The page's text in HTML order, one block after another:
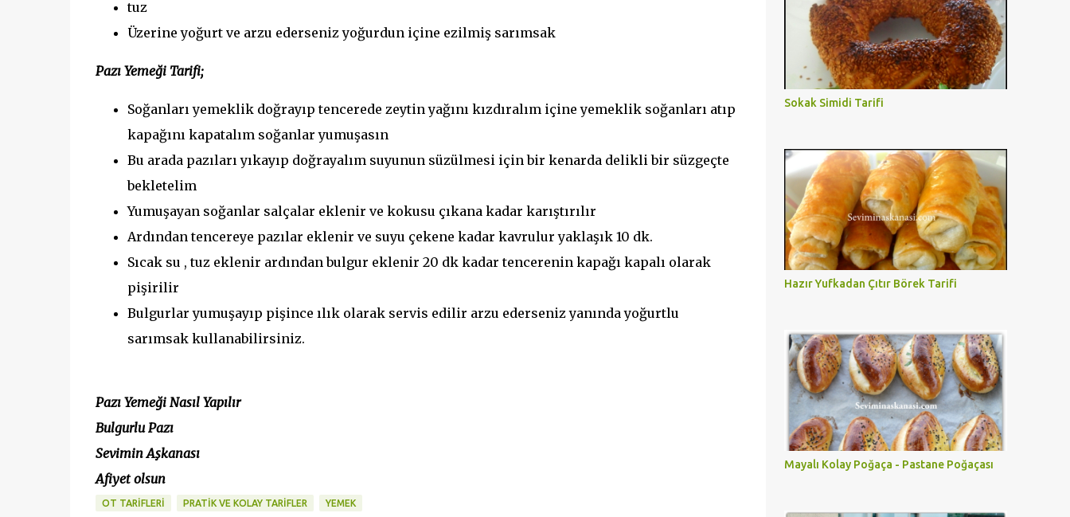
tuz
Üzerine yoğurt ve arzu ederseniz yoğurdun içine ezilmiş sarımsak
Pazı Yemeği Tarifi;
Soğanları yemeklik doğrayıp tencerede zeytin yağını kızdıralım içine yemeklik soğanları atıp
kapağını kapatalım soğanlar yumuşasın
Bu arada pazıları yıkayıp doğrayalım suyunun süzülmesi için bir kenarda delikli bir süzgeçte
bekletelim
Yumuşayan soğanlar salçalar eklenir ve kokusu çıkana kadar karıştırılır
Ardından tencereye pazılar eklenir ve suyu çekene kadar kavrulur yaklaşık 10 dk.
Sıcak su , tuz eklenir ardından bulgur eklenir 20 dk kadar tencerenin kapağı kapalı olarak
pişirilir
Bulgurlar yumuşayıp pişince ılık olarak servis edilir arzu ederseniz yanında yoğurtlu
sarımsak kullanabilirsiniz.
Pazı Yemeği Nasıl Yapılır
Bulgurlu Pazı
Sevimin Aşkanası
Afiyet olsun
OT TARİFLERİ PRATİK VE KOLAY TARİFLER YEMEK
Sokak Simidi Tarifi
Hazır Yufkadan Çıtır Börek Tarifi
Mayalı Kolay Poğaça - Pastane Poğaçası